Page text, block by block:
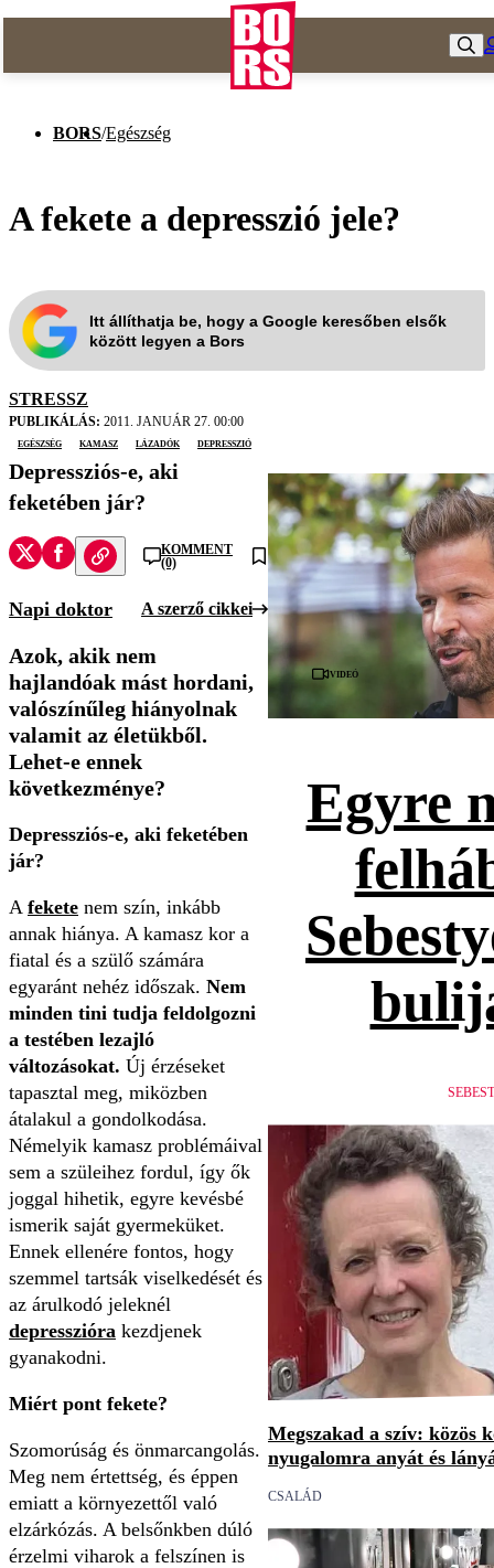
BORS/Egészség
A fekete a depresszió jele?
Itt állíthatja be, hogy a Google keresőben elsők
között legyen a Bors
STRESSZ
PUBLIKÁLÁS: 2011. JANUÁR 27. 00:00
egészség
kamasz Lázadók depresszió
Depressziós-e, aki
feketében jár?
KOMMENT
(0)
Napi doktor A szerző cikkei
Azok, akik nem
hajlandóak mást hordani,
valószínűleg hiányolnak
valamit az életükből.
Lehet-e ennek
következménye?
Depressziós-e, aki feketében
jár?
A fekete nem szín, inkább
annak hiánya. A kamasz kor a
fiatal és a szülő számára
egyaránt nehéz időszak. Nem
minden tini tudja feldolgozni
a testében lezajló
változásokat. Új érzéseket
tapasztal meg, miközben
átalakul a gondolkodása.
Némelyik kamasz problémáival
sem a szüleihez fordul, így ők
joggal hihetik, egyre kevésbé
ismerik saját gyermeküket.
Ennek ellenére fontos, hogy
szemmel tartsák viselkedését és
az árulkodó jeleknél
depresszióra kezdjenek
gyanakodni.
Miért pont fekete?
Szomorúság és önmarcangolás.
Meg nem értettség, és éppen
emiatt a környezettől való
elzárkózás. A belsőnkben dúló
érzelmi viharok a felszínen is
Videó
Egyre
Megszakad a szív: közös
nyugalomra anyát és
CSALÁD